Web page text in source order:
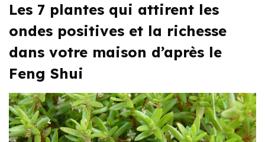
Les 7 plantes qui attirent les
ondes positives et la richesse
dans votre maison d’après le
Feng Shui